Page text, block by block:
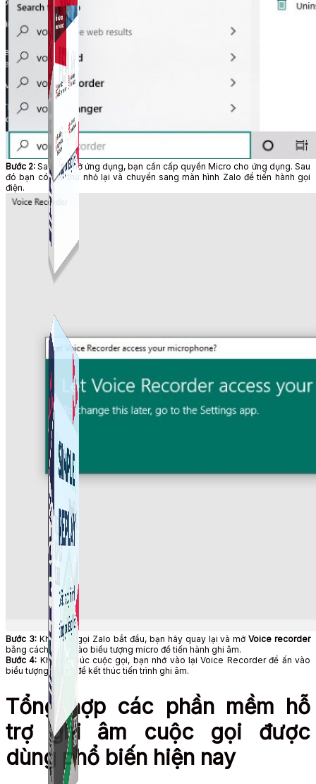
Simple Replay
App ghi hình tự động quy trình đóng gói hàng hoá
Shopee, Lazada, Tiktokshop
Simple Live
Phần mềm tạo kịch bản bình luận livestream Tiktok
Bước 2: Sau khi mở ứng dụng, bạn cần cấp quyền Micro cho ứng dụng. Sau
đó bạn có thể thu nhỏ lại và chuyển sang màn hình Zalo để tiến hành gọi
điện.
Bước 3:Khi cuộc gọi Zalo bắt đầu, bạn hãy quay lại và mở Voice recorder
bằng cách nhấn vào biểu tượng micro để tiến hành ghi âm.
Bước 4: Khi kết thúc cuộc gọi, bạn nhớ vào lại Voice Recorder để ấn vào
biểu tượng Micro để kết thúc tiến trình ghi âm.
Tổng hợp các phần mềm hỗ
trợ ghi âm cuộc gọi được
dùng phổ biến hiện nay